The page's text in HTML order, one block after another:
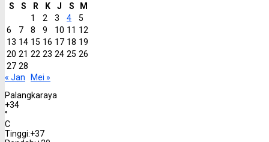
S
S R K J S
M
1
2 3 4
5
6
7 8 9 10 11 12
13 14 15 16 17 18 19
20 21 22 23 24 25 26
27 28
« Jan
Mei »
Palangkaraya
+34
°
C
Tinggi:+37